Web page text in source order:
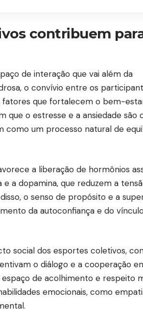
contribuem
de interação que vai além da
o convívio entre os
fatores que fortalecem o bem-
que o estresse e a ansiedade são
como um processo natural de
a liberação de hormônios
a dopamina, que reduzem a
o senso de propósito e a
da autoconfiança e do
social dos esportes coletivos,
o diálogo e a cooperação
de acolhimento e respeito
emocionais, como